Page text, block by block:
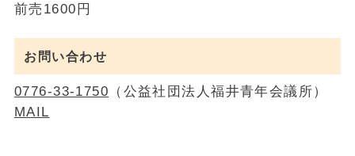
前売1600円
お問い合わせ
0776-33-1750 （公益社団法人福井青年会議所）
MAIL